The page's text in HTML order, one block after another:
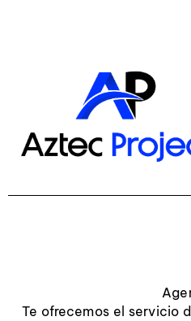
Te ofrecemos el servicio